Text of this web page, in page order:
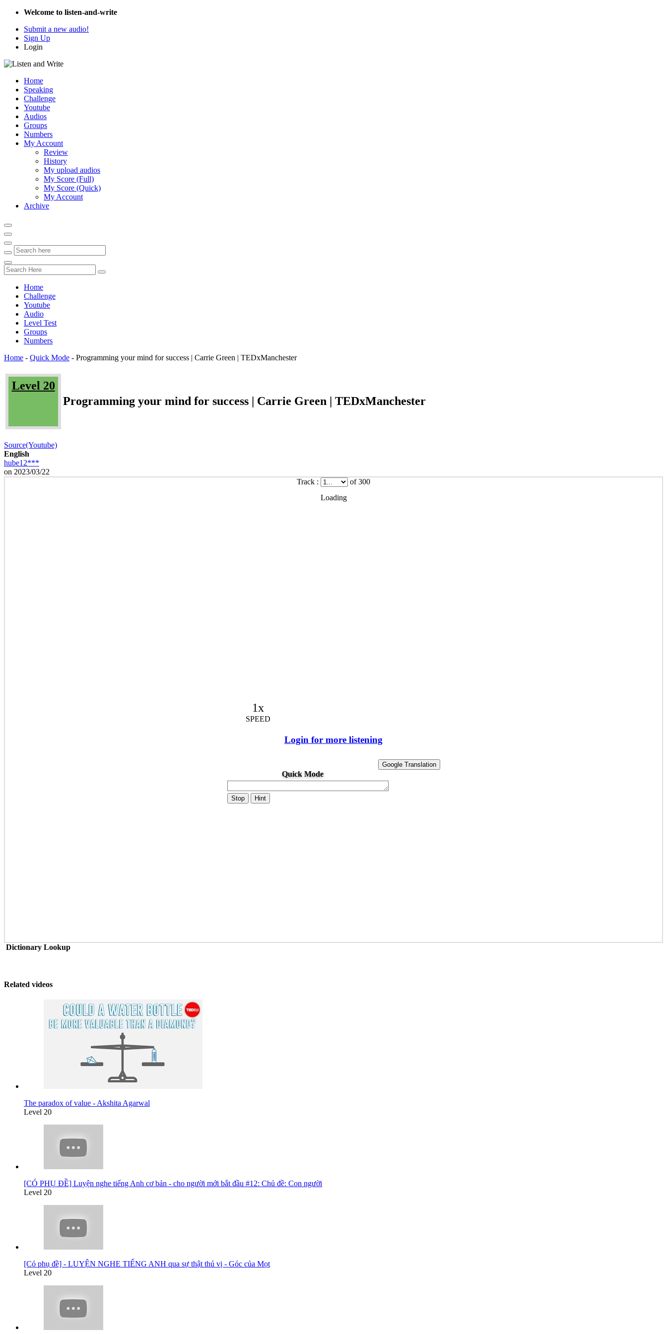
Welcome to listen-and-write
Submit a new audio!
Sign Up
Login
Home
Speaking
Challenge
Youtube
Audios
Groups
Numbers
My Account
Review
History
My upload audios
My Score (Full)
My Score (Quick)
My Account
Archive
Home
Challenge
Youtube
Audio
Level Test
Groups
Numbers
Home - Quick Mode - Programming your mind for success | Carrie Green | TEDxManchester
Level 20
Programming your mind for success | Carrie Green | TEDxManchester
Source(Youtube)
English
hube12***
on 2023/03/22
Track :
of 300
Loading
1x
SPEED
Login for more listening
Quick Mode
Google Translation
Stop Hint
Dictionary Lookup
Related videos
The paradox of value - Akshita Agarwal
Level 20
[CÓ PHỤ ĐỀ] Luyện nghe tiếng Anh cơ bản - cho người mới bắt đầu #12: Chủ đề: Con người
Level 20
[Có phụ đề] - LUYỆN NGHE TIẾNG ANH qua sự thật thú vị - Góc của Mọt
Level 20